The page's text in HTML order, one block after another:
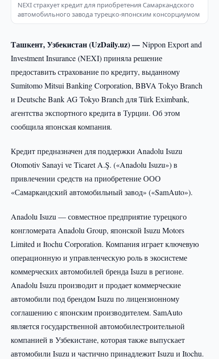
NEXI страхует кредит для приобретения Самаркандского
автомобильного завода турецко-японским консорциумом
Ташкент, Узбекистан (UzDaily.uz) —Nippon Export and
Investment Insurance (NEXI) приняла решение
предоставить страхование по кредиту, выданному
Sumitomo Mitsui Banking Corporation, BBVA Tokyo Branch
и Deutsche Bank AG Tokyo Branch для Türk Eximbank,
агентства экспортного кредита в Турции. Об этом
сообщила японская компания.
Кредит предназначен для поддержки Anadolu Isuzu
Otomotiv Sanayi ve Ticaret A.Ş. («Anadolu Isuzu») в
привлечении средств на приобретение ООО
«Самаркандский автомобильный завод» («SamAuto»).
Anadolu Isuzu — совместное предприятие турецкого
конгломерата Anadolu Group, японской Isuzu Motors
Limited и Itochu Corporation. Компания играет ключевую
операционную и управленческую роль в экосистеме
коммерческих автомобилей бренда Isuzu в регионе.
Anadolu Isuzu производит и продает коммерческие
автомобили под брендом Isuzu по лицензионному
соглашению с японским производителем. SamAuto
является государственной автомобилестроительной
компанией в Узбекистане, которая также выпускает
автомобили Isuzu и частично принадлежит Isuzu и Itochu.